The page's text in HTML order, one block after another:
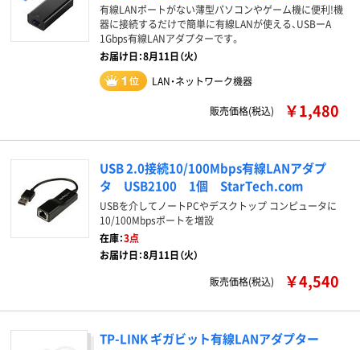
有線LANポートがない薄型パソコンやゲーム機に便利!機
器に接続するだけで簡単に有線LANが使える、USBーA
1Gbps有線LANアダプターです。
お届け日：8月11日（火）
LAN・ネットワーク機器
販売価格(税込) ￥1,480
USB 2.0接続10/100Mbps有線LANアダプ
タ USB2100 1個 StarTech.com
USBを介してノートPCやデスクトップ コンピュータに
10/100Mbpsポートを増設
在庫：3点
お届け日：8月11日（火）
販売価格(税込)
￥4,540
TP-LINK ギガビット有線LANアダプター